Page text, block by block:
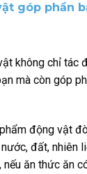
góp phần
không chỉ tác
mà còn góp
động vật
đất, nhiên
nếu ăn thức ăn